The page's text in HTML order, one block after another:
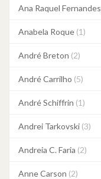
Ana Raquel Fernandes
Anabela Roque (1)
André Breton (2)
André Carrilho (5)
André Schiffrin (1)
Andrei Tarkovski (3)
Andreia C. Faria (2)
Anne Carson (2)